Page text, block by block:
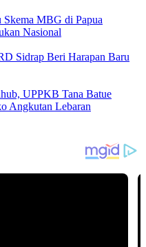
MBG di Papua
Nasional
Sidrap Beri Harapan Baru
UPPKB Tana Batue
Angkutan Lebaran